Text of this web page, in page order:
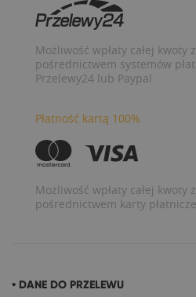
Możliwość wpłaty całej kwoty
pośrednictwem systemów
Przelewy24 lub Paypal
Płatność kartą 100%
Możliwość wpłaty całej kwoty
pośrednictwem karty
• DANE DO PRZELEWU